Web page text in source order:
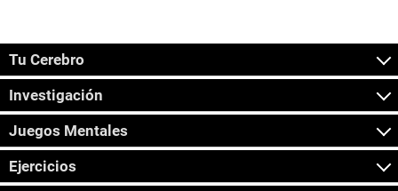
Tu Cerebro
Investigación
Juegos Mentales
Ejercicios